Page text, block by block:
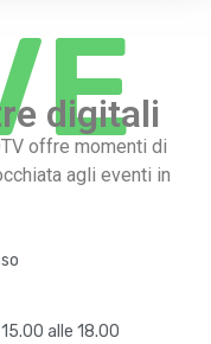
digitali
offre momenti di
agli eventi in
alle 18.00